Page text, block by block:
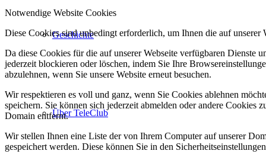
Geschichte
Über TeleClub
Notwendige Website Cookies
Diese Cookies sind unbedingt erforderlich, um Ihnen die auf
Da diese Cookies für die auf unserer Webseite verfügbaren
jederzeit blockieren oder löschen, indem Sie Ihre
abzulehnen, wenn Sie unsere Website erneut besuchen.
Wir respektieren es voll und ganz, wenn Sie Cookies ablehnen
speichern. Sie können sich jederzeit abmelden oder andere Cookies
Domain entfernt.
Wir stellen Ihnen eine Liste der von Ihrem Computer auf unserer
gespeichert werden. Diese können Sie in den